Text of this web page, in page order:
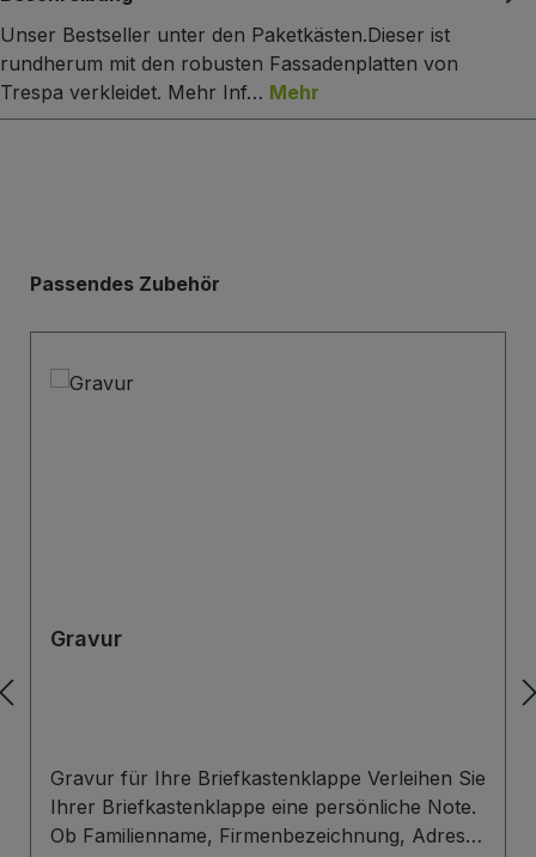
Unser Bestseller unter den Paketkästen.Dieser ist
rundherum mit den robusten Fassadenplatten von
Trespa verkleidet. Mehr Inf… Mehr
Produktgalerie überspringen
Passendes Zubehör
Gravur
Gravur für Ihre Briefkastenklappe Verleihen Sie
Ihrer Briefkastenklappe eine persönliche Note.
Ob Familienname, Firmenbezeichnung, Adresse